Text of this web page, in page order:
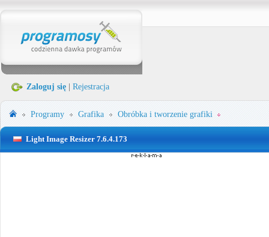
Zaloguj się Rejestracja
Programy Grafika Obróbka i tworzenie grafiki
Light Image Resizer 7.6.4.173